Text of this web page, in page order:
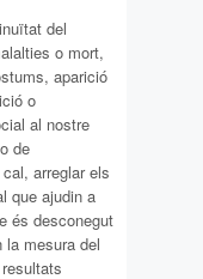
del
o mort,
aparició
o
al nostre
de
arreglar els
que ajudin a
és desconegut
mesura del